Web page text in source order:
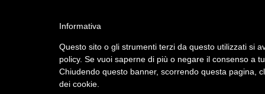
Informativa
Questo sito o gli strumenti terzi da questo utilizzati si
policy. Se vuoi saperne di più o negare il consenso a
Chiudendo questo banner, scorrendo questa pagina,
dei cookie.